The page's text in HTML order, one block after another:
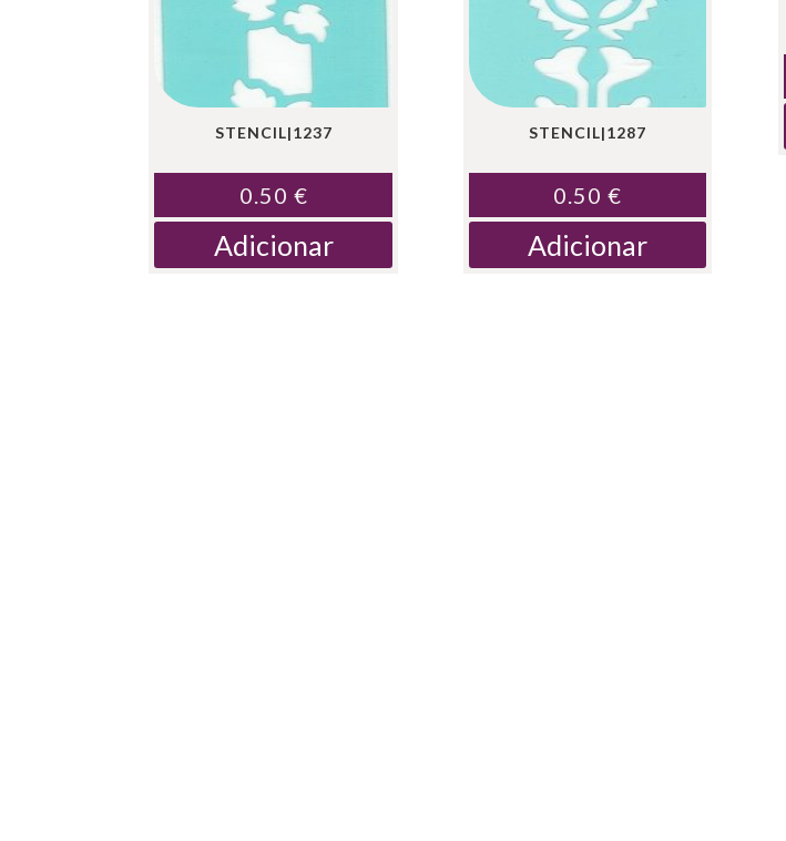
STENCIL|1237
0.50 €
Adicionar
STENCIL|1287
0.50€
Adicionar